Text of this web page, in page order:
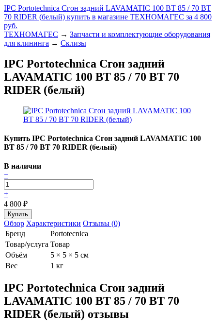
IPC Portotechnica Сгон задний LAVAMATIC 100 ВТ 85 / 70 ВТ
70 RIDER (белый) купить в магазине ТЕХНОМАГЕС за 4 800
руб.
ТЕХНОМАГЕС → Запчасти и комплектующие оборудования
для клининга → Склизы
IPC Portotechnica Сгон задний
LAVAMATIC 100 ВТ 85 / 70 ВТ 70
RIDER (белый)
Купить IPC Portotechnica Сгон задний LAVAMATIC 100
ВТ 85 / 70 ВТ 70 RIDER (белый)
В наличии
−
+
4 800 ₽
Обзор Характеристики Отзывы (0)
Бренд
Portotecnica
Товар/услуга Товар
Объём
5 × 5 × 5 см
Вес
1 кг
IPC Portotechnica Сгон задний
LAVAMATIC 100 ВТ 85 / 70 ВТ 70
RIDER (белый) отзывы